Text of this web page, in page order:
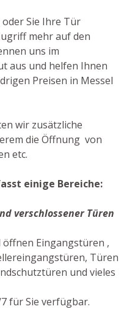
Sie Ihre Tür
mehr auf den
uns im
aus und helfen Ihnen
Preisen in Messel
wir zusätzliche
die Öffnung von
etc.
einige Bereiche:
verschlossener Türen
öffnen Eingangstüren ,
Türen
und vieles
für Sie verfügbar.